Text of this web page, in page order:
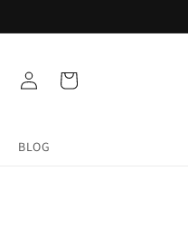
BLOG
InloggenWinkelwagen